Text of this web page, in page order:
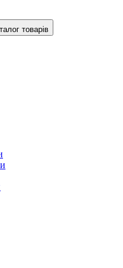
товарів